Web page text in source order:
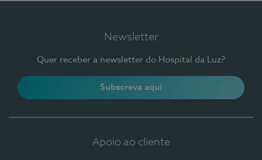
Newsletter
Quer receber a newsletter do Hospital da Luz?
Subscreva aqui
Apoio ao cliente